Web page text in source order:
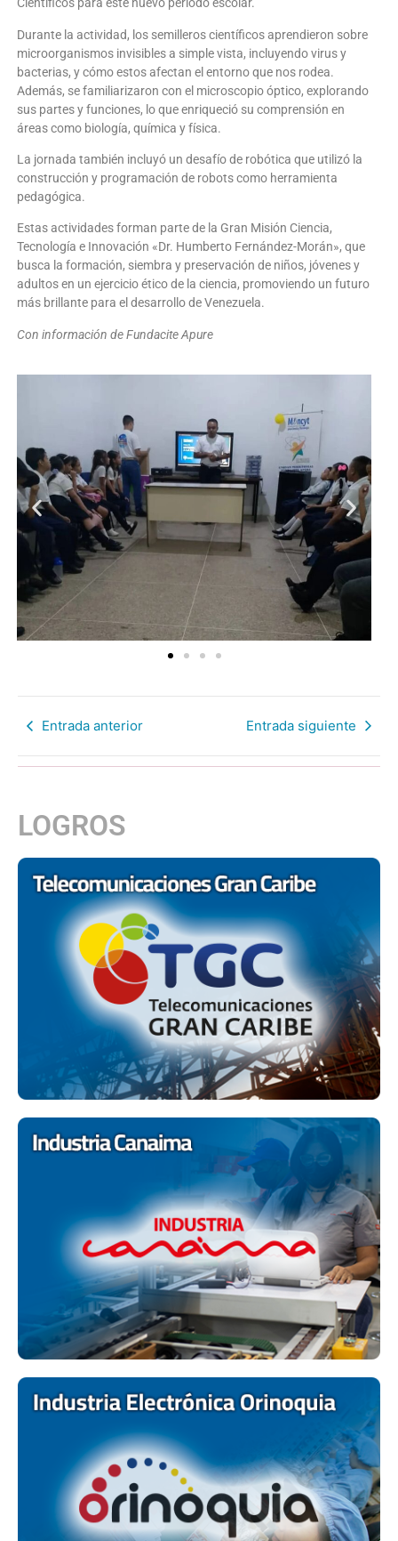
Durante la actividad, los semilleros científicos aprendieron sobre
microorganismos invisibles a simple vista, incluyendo virus y
bacterias, y cómo estos afectan el entorno que nos rodea.
Además, se familiarizaron con el microscopio óptico, explorando
sus partes y funciones, lo que enriqueció su comprensión en
áreas como biología, química y física.
La jornada también incluyó un desafío de robótica que utilizó la
construcción y programación de robots como herramienta
pedagógica.
Estas actividades forman parte de la Gran Misión Ciencia,
Tecnología e Innovación «Dr. Humberto Fernández-Morán», que
busca la formación, siembra y preservación de niños, jóvenes y
adultos en un ejercicio ético de la ciencia, promoviendo un futuro
más brillante para el desarrollo de Venezuela.
Con información de Fundacite Apure
Entrada anterior Entrada siguiente
LOGROS